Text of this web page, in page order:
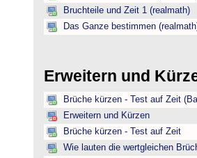
Bruchteile und Zeit 1 (realmath)
Das Ganze bestimmen
Erweitern und
Brüche kürzen - Test auf Zeit
Erweitern und Kürzen
Brüche kürzen - Test auf Zeit
Wie lauten die wertgleichen